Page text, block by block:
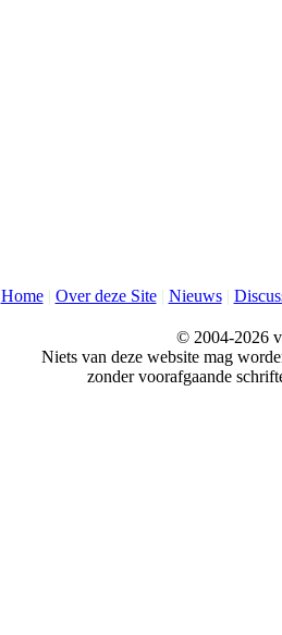
Home| Over deze Site| Nieuws|
© 2004-2026
Niets van deze website mag
zonder voorafgaande